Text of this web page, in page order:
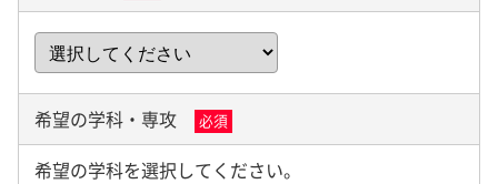
希望の学科・専攻 必須
希望の学科を選択してください。